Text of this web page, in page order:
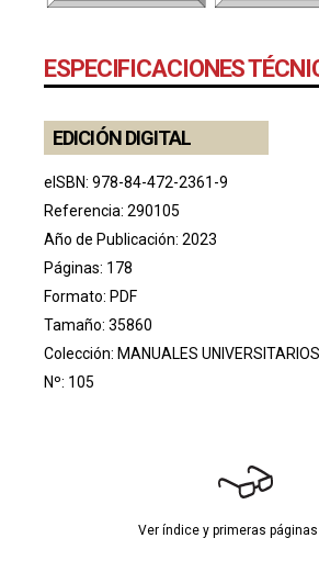
ESPECIFICACIONES
EDICIÓN DIGITAL
eISBN: 978-84-472-2361-9
Referencia: 290105
Año de Publicación: 2023
Páginas: 178
Formato: PDF
Tamaño: 35860
Colección: MANUALES UNIVERSITARIOS
Nº: 105
Ver índice y primeras páginas